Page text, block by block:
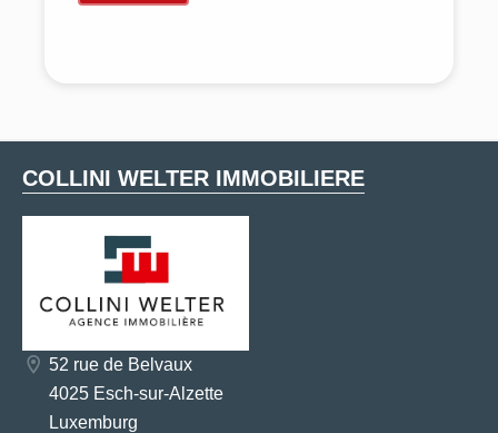
COLLINI WELTER IMMOBILIERE
52 rue de Belvaux
4025 Esch-sur-Alzette
Luxemburg